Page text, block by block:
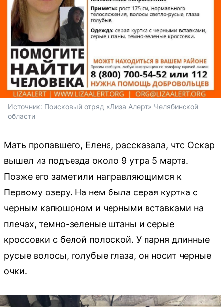
Источник: Поисковый отряд «Лиза Алерт» Челябинской
области
Мать пропавшего, Елена, рассказала, что Оскар
вышел из подъезда около 9 утра 5 марта.
Позже его заметили направляющимся к
Первому озеру. На нем была серая куртка с
черным капюшоном и черными вставками на
плечах, темно-зеленые штаны и серые
кроссовки с белой полоской. У парня длинные
русые волосы, голубые глаза, он носит черные
очки.